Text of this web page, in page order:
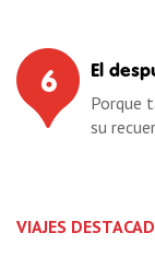
6 El
Porque
su
VIAJES